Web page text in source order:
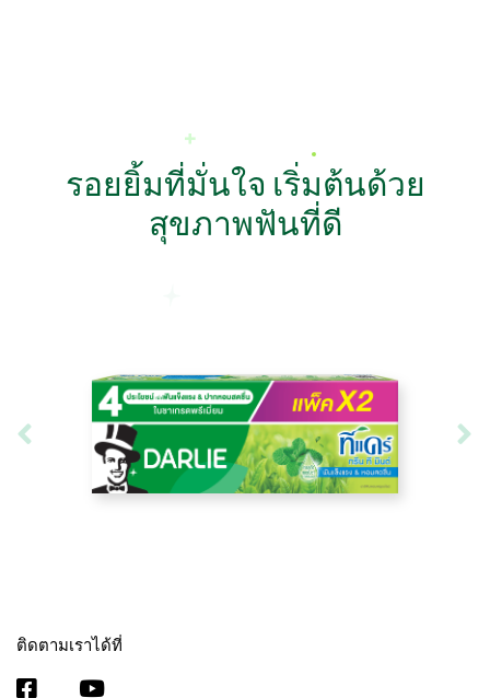
รอยยิ้มที่มั่นใจ เริ่มต้นด้วย
สุขภาพฟันที่ดี
ติดตามเราได้ที่